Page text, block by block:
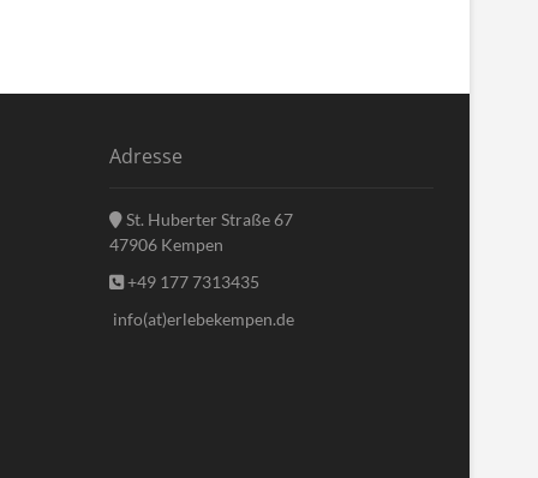
Adresse
St. Huberter Straße 67
47906 Kempen
+49 177 7313435
info(at)erlebekempen.de